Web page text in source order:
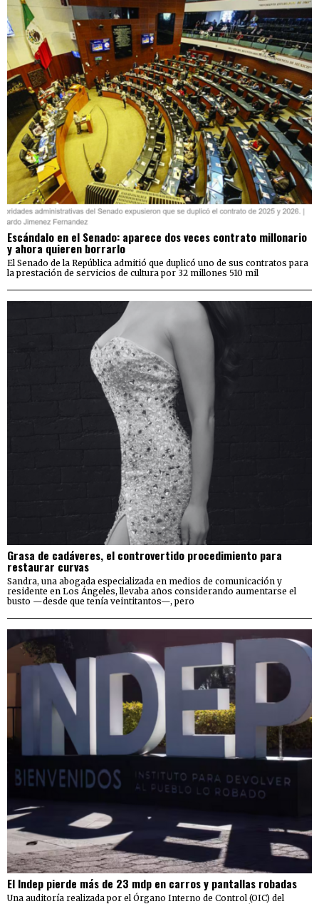
Escándalo en el Senado: aparece dos veces contrato millonario
y ahora quieren borrarlo
El Senado de la República admitió que duplicó uno de sus contratos para
la prestación de servicios de cultura por 32 millones 510 mil
Grasa de cadáveres, el controvertido procedimiento para
restaurar curvas
Sandra, una abogada especializada en medios de comunicación y
residente en Los Ángeles, llevaba años considerando aumentarse el
busto —desde que tenía veintitantos—, pero
El Indep pierde más de 23 mdp en carros y pantallas robadas
Una auditoría realizada por el Órgano Interno de Control (OIC) del